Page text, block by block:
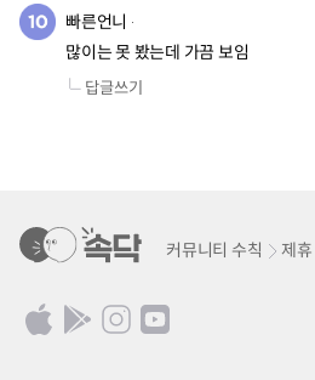
빠른언니
많이는 못 봤는데 가끔 보임
답글쓰기
커뮤니티 수칙 제휴